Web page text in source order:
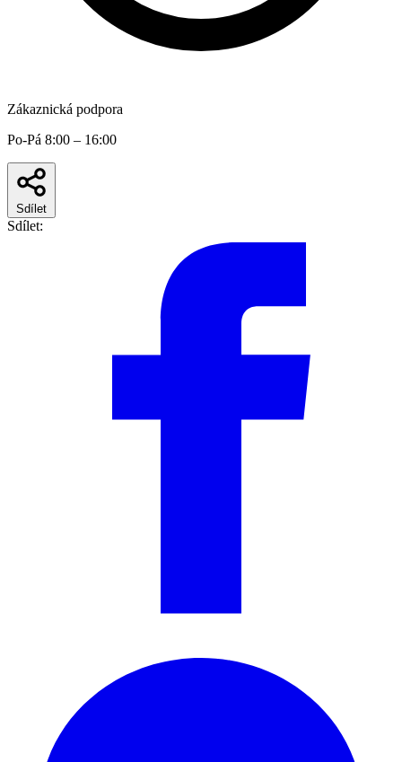
Zákaznická podpora
Po-Pá 8:00 – 16:00
Sdílet
Sdílet: